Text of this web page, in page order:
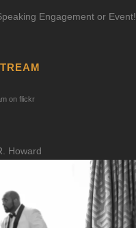
Engagement or Event!
on flickr
Howard